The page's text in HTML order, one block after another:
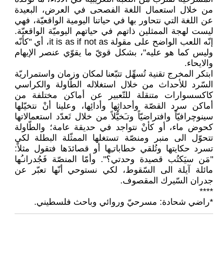
من خلال استعمال اللغة الفصحى في العرض، البعيدة
عن اللغة التي نتحاور بها في حياتنا اليومية الواقعيّة، فهي
ليست لهجة الممثلين ذاتهم في حياتهم اليوميّة الواقعيّة.
إنّه اللعب الواضح على مقولة it is as if not as، أي "كأنّه
وليس كما هو عليه"، بشكل قويّ ما يقوّي عنصر الإيهام
والايحاء.
ابتكر المخرج تقنية تُسهِّل تتبّعنا لمكان وزمان واستمراريّة
السّرد للأحداث من خلال استغلاله الطّاولة والكراسي
كاكسسوارات متنقلة للتّعبير عن أماكن مختلفة من
أماكن سرد القصّة وأحداثِها وأدائِها، وعلينا أنْ نتخيّلها
سينوچرافيّاً وافتراضيّاً وتـَخيُّلاً من خلال تَعدّد استعمالاتها
كحوض ماء، أو كأنْ نتواجد في حديقة عامة؛ والطّاولة
تتحوّل الى منبر ومنصّة تستغلها الممثّلة البطلة لكي
تسرد حكايتها وتُلقي خطاباتـِها أو قصائدَها فتقول مثلاً:
"مَن سيَكتُب قصيدة وحدتي؟". وأمّا المنصّة فَجُدرانـُها
مائلة آيلة الى السّقوط، لكي نستوحي أنّها تعبّر عن
جدران السّيرك المقصوف.
****
*راضي شحادة: مسرحيّ وروائي وباحث فلسطيني.